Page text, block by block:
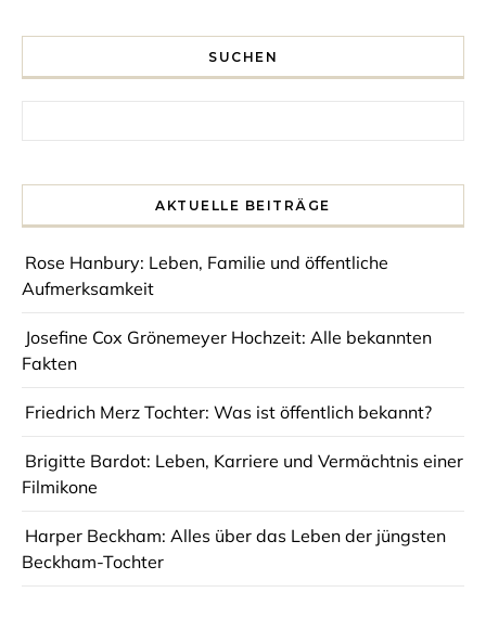
SUCHEN
AKTUELLE BEITRÄGE
Rose Hanbury: Leben, Familie und öffentliche
Aufmerksamkeit
Josefine Cox Grönemeyer Hochzeit: Alle bekannten
Fakten
Friedrich Merz Tochter: Was ist öffentlich bekannt?
Brigitte Bardot: Leben, Karriere und Vermächtnis einer
Filmikone
Harper Beckham: Alles über das Leben der jüngsten
Beckham-Tochter